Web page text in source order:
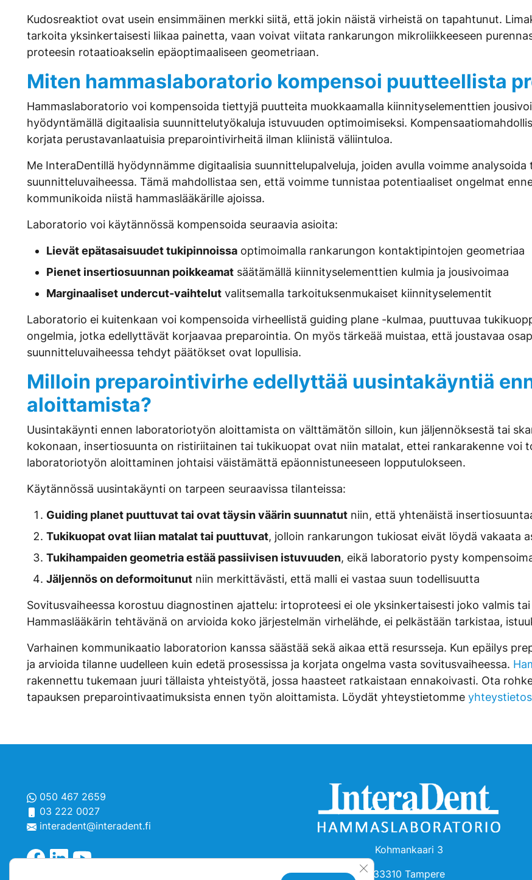
Kudosreaktiot ovat usein ensimmäinen merkki siitä, että jokin näistä virheistä on tapahtunut.
tarkoita yksinkertaisesti liikaa painetta, vaan voivat viitata rankarungon mikroliikkeeseen
proteesin rotaatioakselin epäoptimaaliseen geometriaan.
Miten hammaslaboratorio kompensoi puutteellista
Hammaslaboratorio voi kompensoida tiettyjä puutteita muokkaamalla kiinnityselementtien
hyödyntämällä digitaalisia suunnittelutyökaluja istuvuuden optimoimiseksi.
korjata perustavanlaatuisia preparointivirheitä ilman kliinistä väliintuloa.
Me InteraDentillä hyödynnämme digitaalisia suunnittelupalveluja, joiden avulla voimme
suunnitteluvaiheessa. Tämä mahdollistaa sen, että voimme tunnistaa potentiaaliset ongelmat
kommunikoida niistä hammaslääkärille ajoissa.
Laboratorio voi käytännössä kompensoida seuraavia asioita:
Lievät epätasaisuudet tukipinnoissa optimoimalla rankarungon kontaktipintojen geometriaa
Pienet insertiosuunnan poikkeamat säätämällä kiinnityselementtien kulmia ja jousivoimaa
Marginaaliset undercut-vaihtelut valitsemalla tarkoituksenmukaiset kiinnityselementit
Laboratorio ei kuitenkaan voi kompensoida virheellistä guiding plane -kulmaa, puuttuvaa
ongelmia, jotka edellyttävät korjaavaa preparointia. On myös tärkeää muistaa, että joustavaa
suunnitteluvaiheessa tehdyt päätökset ovat lopullisia.
Milloin preparointivirhe edellyttää uusintakäyntiä
aloittamista?
Uusintakäynti ennen laboratoriotyön aloittamista on välttämätön silloin, kun jäljennöksestä tai
kokonaan, insertiosuunta on ristiriitainen tai tukikuopat ovat niin matalat, ettei rankarakenne voi
laboratoriotyön aloittaminen johtaisi väistämättä epäonnistuneeseen lopputulokseen.
Käytännössä uusintakäynti on tarpeen seuraavissa tilanteissa:
Guiding planet puuttuvat tai ovat täysin väärin suunnatut niin, että yhtenäistä
Tukikuopat ovat liian matalat tai puuttuvat, jolloin rankarungon tukiosat eivät löydä vakaata
Tukihampaiden geometria estää passiivisen istuvuuden, eikä laboratorio pysty
Jäljennös on deformoitunut niin merkittävästi, että malli ei vastaa suun todellisuutta
Sovitusvaiheessa korostuu diagnostinen ajattelu: irtoproteesi ei ole yksinkertaisesti joko valmis
Hammaslääkärin tehtävänä on arvioida koko järjestelmän virhelähde, ei pelkästään tarkistaa,
Varhainen kommunikaatio laboratorion kanssa säästää sekä aikaa että resursseja. Kun epäilys
ja arvioida tilanne uudelleen kuin edetä prosessissa ja korjata ongelma vasta sovitusvaiheessa.
rakennettu tukemaan juuri tällaista yhteistyötä, jossa haasteet ratkaistaan ennakoivasti. Ota
tapauksen preparointivaatimuksista ennen työn aloittamista. Löydät yhteystietomme
050 467 2659
03 222 0027
interadent@interadent.fi
Kohmankaari 3
33310 Tampere
Sulje evästebanneri